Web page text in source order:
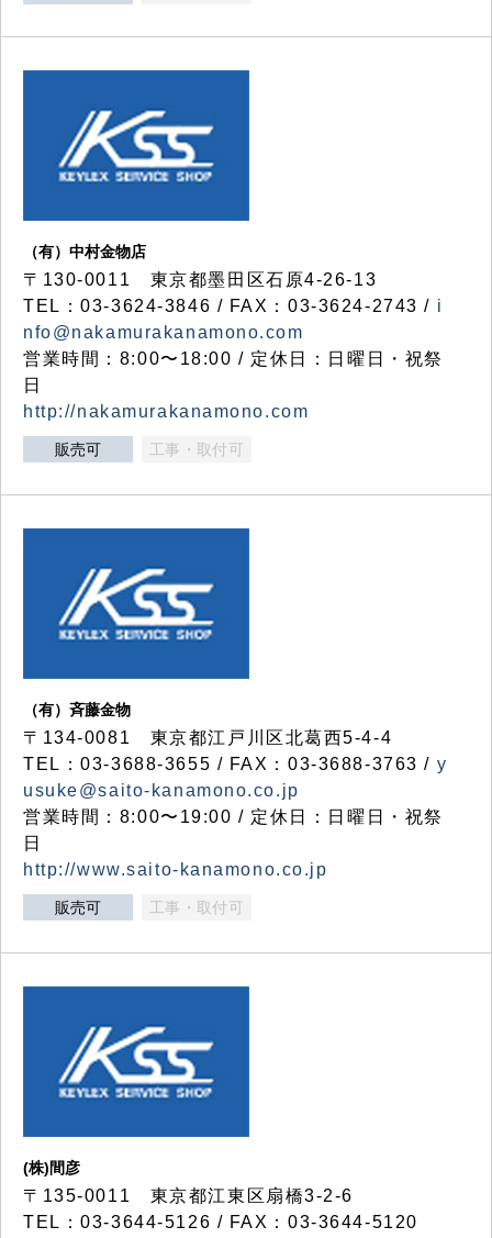
（有）中村金物店
〒130-0011 東京都墨田区石原4-26-13
TEL：03-3624-3846 / FAX：03-3624-2743 / i
nfo@nakamurakanamono.com
営業時間：8:00〜18:00 / 定休日：日曜日・祝祭
日
http://nakamurakanamono.com
販売可 工事・取付可
（有）斉藤金物
〒134-0081 東京都江戸川区北葛西5-4-4
TEL：03-3688-3655 / FAX：03-3688-3763 / y
usuke@saito-kanamono.co.jp
営業時間：8:00〜19:00 / 定休日：日曜日・祝祭
日
http://www.saito-kanamono.co.jp
販売可 工事・取付可
(株)間彦
〒135-0011 東京都江東区扇橋3-2-6
TEL：03-3644-5126 / FAX：03-3644-5120